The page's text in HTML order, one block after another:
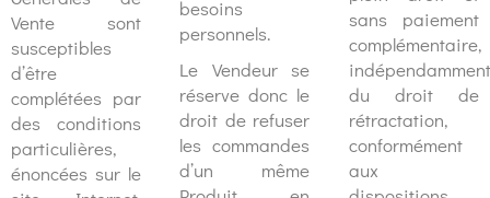
Vente sont
susceptibles
d’être
complétées par
des conditions
particulières,
énoncées sur le
besoins
personnels.
Le Vendeur se
réserve donc le
droit de refuser
les commandes
d’un même
sans paiement
complémentaire,
indépendamment
du droit de
rétractation,
conformément
aux